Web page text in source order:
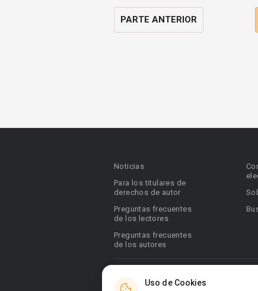
PARTE ANTERIOR
Uso de Cookies
Noticias
Para los titulares de
derechos de autor
Preguntas frecuentes
de los lectores
Preguntas frecuentes
de los autores
© 2026 Booknet. Todos los derechos